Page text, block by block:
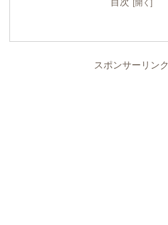
目次
スポンサーリンク